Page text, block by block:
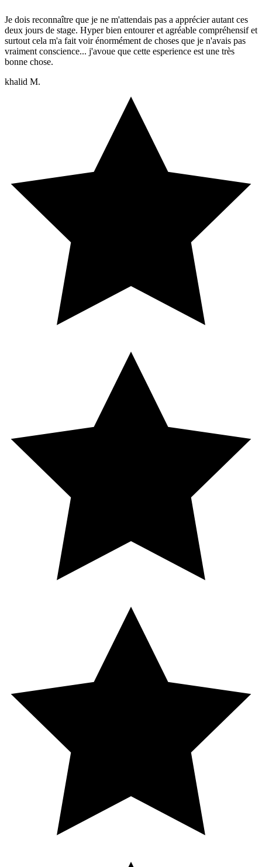
Je dois reconnaître que je ne m'attendais pas a apprécier autant ces
deux jours de stage. Hyper bien entourer et agréable compréhensif et
surtout cela m'a fait voir énormément de choses que je n'avais pas
vraiment conscience... j'avoue que cette esperience est une très
bonne chose.
khalid M.